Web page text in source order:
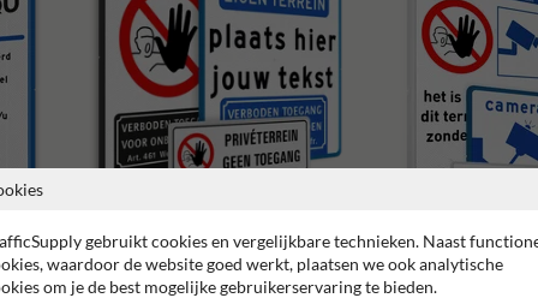
Verboden toegang borden
gebruikt cookies en vergelijkbare technieken. Naast
waardoor de website goed werkt, plaatsen we ook analytische
om je de best mogelijke gebruikerservaring te bieden.